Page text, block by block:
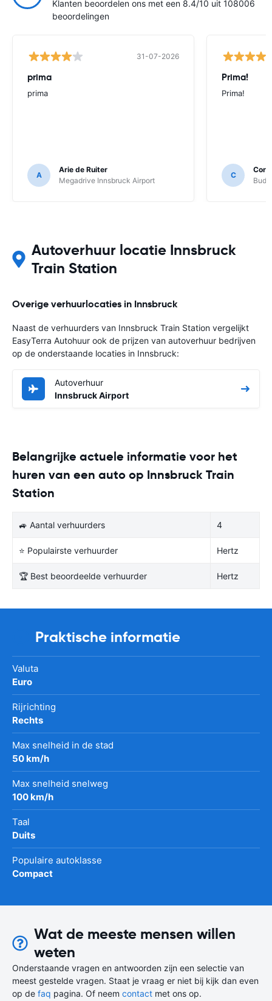
Klanten beoordelen ons met een 8.4/10 uit 108006
beoordelingen
31-07-2026
prima
prima
A
Arie de Ruiter
Megadrive Innsbruck Airport
Prima!
Prima!
C
Autoverhuur locatie Innsbruck
Train Station
Overige verhuurlocaties in Innsbruck
Naast de verhuurders van Innsbruck Train Station vergelijkt
EasyTerra Autohuur ook de prijzen van autoverhuur bedrijven
op de onderstaande locaties in Innsbruck:
Autoverhuur
Innsbruck Airport
Belangrijke actuele informatie voor het
huren van een auto op Innsbruck Train
Station
🚙 Aantal verhuurders 4
⭐ Populairste verhuurder Hertz
🏆 Best beoordeelde verhuurder Hertz
Praktische informatie
Valuta
Euro
Rijrichting
Rechts
Max snelheid in de stad
50 km/h
Max snelheid snelweg
100 km/h
Taal
Duits
Populaire autoklasse
Compact
Wat de meeste mensen willen
weten
Onderstaande vragen en antwoorden zijn een selectie van
meest gestelde vragen. Staat je vraag er niet bij kijk dan even
op de faq pagina. Of neem contact met ons op.